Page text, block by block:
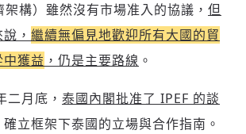
構）雖然沒有市場准入的協議， 但
， 繼續無偏見地歡迎所有大國的貿
獲益 ，仍是主要路線 。
月底， 泰國內閣批准了 IPEF 的談
確立框架下泰國的立場與合作指南。